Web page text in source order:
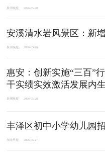
泉州晚报 2026-05-28
安溪清水岩风景区：新
泉州晚报 2026-05-28
惠安：创新实施“三百”
干实绩实效激活发展内
泉州晚报 2026-05-28
丰泽区初中小学幼儿园
东南早报 2026-05-27